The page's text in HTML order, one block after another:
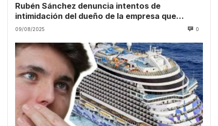
Rubén Sánchez denuncia intentos de
intimidación del dueño de la empresa que
promocionó Vito Quiles
09/08/2025 0